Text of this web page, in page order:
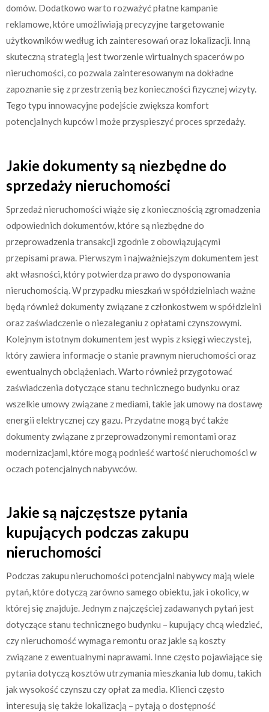
domów. Dodatkowo warto rozważyć płatne kampanie
reklamowe, które umożliwiają precyzyjne targetowanie
użytkowników według ich zainteresowań oraz lokalizacji. Inną
skuteczną strategią jest tworzenie wirtualnych spacerów po
nieruchomości, co pozwala zainteresowanym na dokładne
zapoznanie się z przestrzenią bez konieczności fizycznej wizyty.
Tego typu innowacyjne podejście zwiększa komfort
potencjalnych kupców i może przyspieszyć proces sprzedaży.
Jakie dokumenty są niezbędne do
sprzedaży nieruchomości
Sprzedaż nieruchomości wiąże się z koniecznością zgromadzenia
odpowiednich dokumentów, które są niezbędne do
przeprowadzenia transakcji zgodnie z obowiązującymi
przepisami prawa. Pierwszym i najważniejszym dokumentem jest
akt własności, który potwierdza prawo do dysponowania
nieruchomością. W przypadku mieszkań w spółdzielniach ważne
będą również dokumenty związane z członkostwem w spółdzielni
oraz zaświadczenie o niezaleganiu z opłatami czynszowymi.
Kolejnym istotnym dokumentem jest wypis z księgi wieczystej,
który zawiera informacje o stanie prawnym nieruchomości oraz
ewentualnych obciążeniach. Warto również przygotować
zaświadczenia dotyczące stanu technicznego budynku oraz
wszelkie umowy związane z mediami, takie jak umowy na dostawę
energii elektrycznej czy gazu. Przydatne mogą być także
dokumenty związane z przeprowadzonymi remontami oraz
modernizacjami, które mogą podnieść wartość nieruchomości w
oczach potencjalnych nabywców.
Jakie są najczęstsze pytania
kupujących podczas zakupu
nieruchomości
Podczas zakupu nieruchomości potencjalni nabywcy mają wiele
pytań, które dotyczą zarówno samego obiektu, jak i okolicy, w
której się znajduje. Jednym z najczęściej zadawanych pytań jest
dotyczące stanu technicznego budynku – kupujący chcą wiedzieć,
czy nieruchomość wymaga remontu oraz jakie są koszty
związane z ewentualnymi naprawami. Inne często pojawiające się
pytania dotyczą kosztów utrzymania mieszkania lub domu, takich
jak wysokość czynszu czy opłat za media. Klienci często
interesują się także lokalizacją – pytają o dostępność